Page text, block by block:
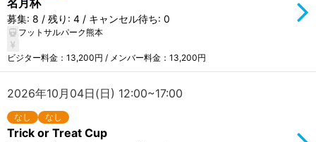
名月杯
募集: 8 / 残り: 4 / キャンセル待ち: 0
フットサルパーク熊本
ビジター料金：13,200円 / メンバー料金：13,200円
2026年10月04日(日) 12:00~17:00
なし なし
Trick or Treat Cup